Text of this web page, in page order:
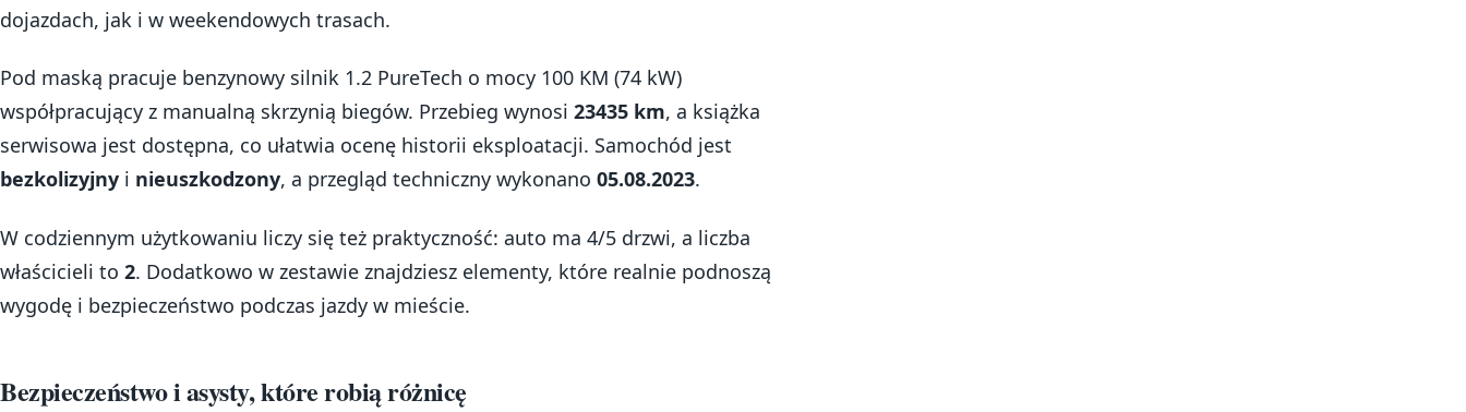
dojazdach, jak i w weekendowych trasach.
Pod maską pracuje benzynowy silnik 1.2 PureTech o mocy 100 KM (74 kW)
współpracujący z manualną skrzynią biegów. Przebieg wynosi 23435 km, a książka
serwisowa jest dostępna, co ułatwia ocenę historii eksploatacji. Samochód jest
bezkolizyjny i nieuszkodzony, a przegląd techniczny wykonano 05.08.2023.
W codziennym użytkowaniu liczy się też praktyczność: auto ma 4/5 drzwi, a liczba
właścicieli to 2. Dodatkowo w zestawie znajdziesz elementy, które realnie podnoszą
wygodę i bezpieczeństwo podczas jazdy w mieście.
Bezpieczeństwo i asysty, które robią różnicę